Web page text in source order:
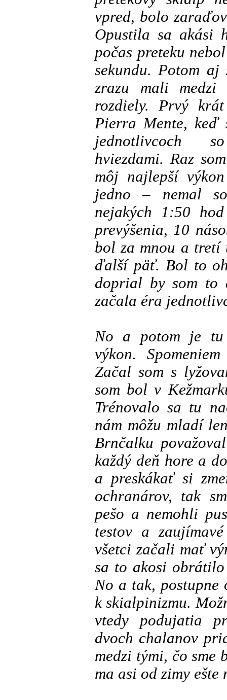
vpred, bolo
Opustila sa akási
počas preteku
sekundu. Potom
zrazu mali medzi
rozdiely. Prvý
Pierra Mente, keď
jednotlivcoch
hviezdami. Raz
môj najlepší
jedno – nemal
nejakých 1:50
prevýšenia, 10
bol za mnou a tretí
ďalší päť. Bol to
doprial by som to
začala éra
No a potom je tu
výkon.
Začal som s
som bol v
Trénovalo sa tu
nám môžu mladí
Brnčalku
každý deň hore a
a preskákať si
ochranárov, tak
pešo a nemohli
testov a
všetci začali mať
sa to akosi
No a tak, postupne
k skialpinizmu.
vtedy podujatia
dvoch chalanov
medzi tými, čo
ma asi od zimy